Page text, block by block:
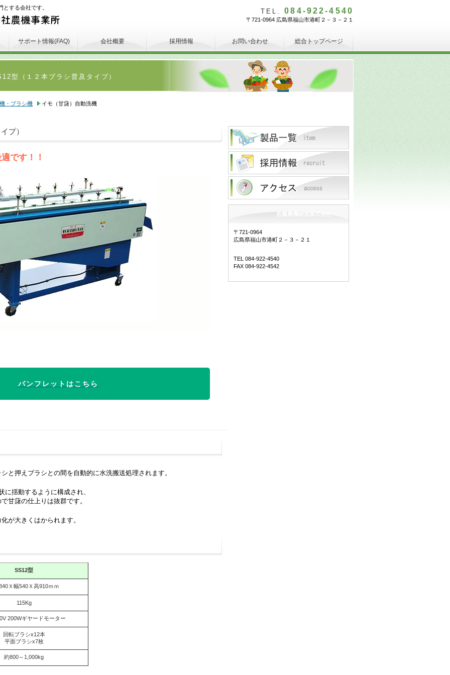
する会社です。 TEL.084-922-4540
〒721-0964 広島県福山市港町２－３－２１
型（１２本ブラシ普及タイプ）
・ブラシ機 イモ（甘藷）自動洗機
プ）
です！！
パンフレットはこちら
と押えブラシとの間を自動的に水洗搬送処理されます。
揺動するように構成され、
甘藷の仕上りは抜群です。
が大きくはかられます。
SS12型
Ｘ幅540Ｘ高910ｍｍ
115Kg
200Wギヤードモーター
回転ブラシx12本
平面ブラシx7枚
約800～1,000kg
サポート情報(FAQ) 会社概要 採用情報 お問い合わせ 総合トップページ
佐藤農機鋳造株式会社
〒721-0964
広島県福山市港町２－３－２１
TEL 084-922-4540
FAX 084-922-4542